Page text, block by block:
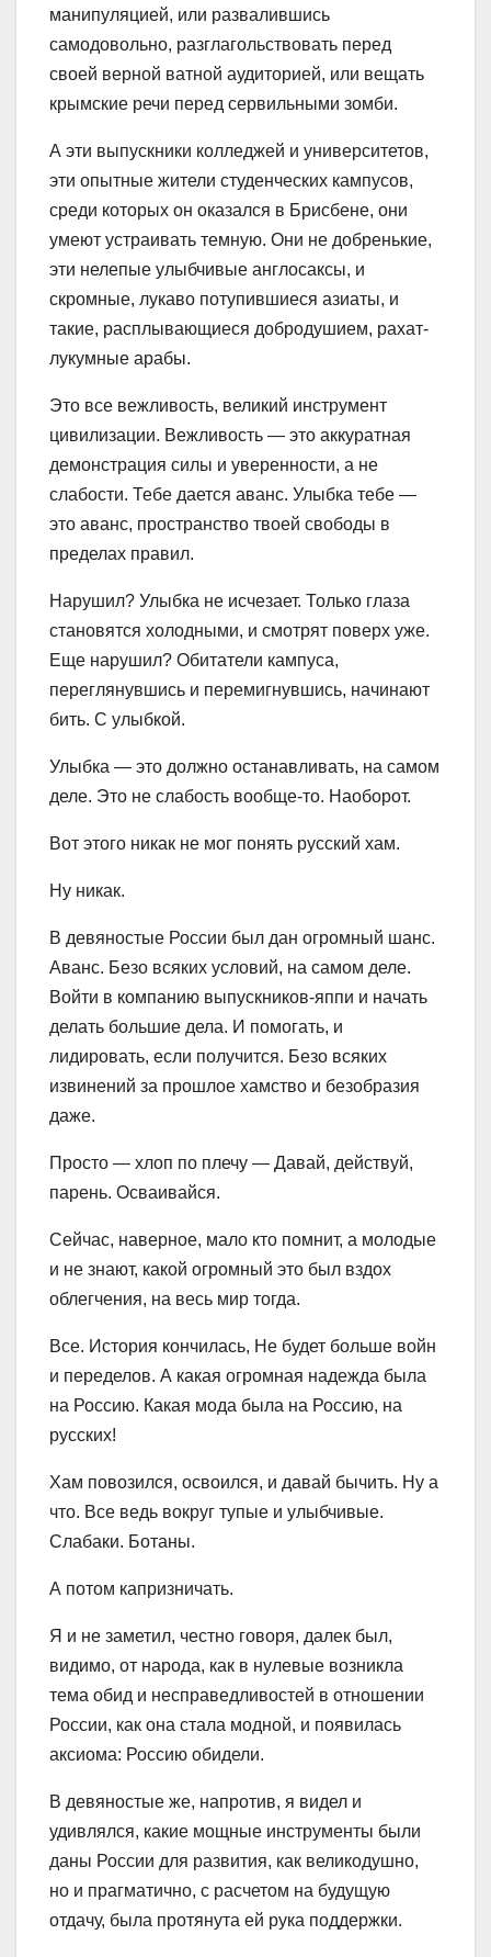
манипуляцией, или развалившись
самодовольно, разглагольствовать перед
своей верной ватной аудиторией, или вещать
крымские речи перед сервильными зомби.
А эти выпускники колледжей и университетов,
эти опытные жители студенческих кампусов,
среди которых он оказался в Брисбене, они
умеют устраивать темную. Они не добренькие,
эти нелепые улыбчивые англосаксы, и
скромные, лукаво потупившиеся азиаты, и
такие, расплывающиеся добродушием, рахат-
лукумные арабы.
Это все вежливость, великий инструмент
цивилизации. Вежливость — это аккуратная
демонстрация силы и уверенности, а не
слабости. Тебе дается аванс. Улыбка тебе —
это аванс, пространство твоей свободы в
пределах правил.
Нарушил? Улыбка не исчезает. Только глаза
становятся холодными, и смотрят поверх уже.
Еще нарушил? Обитатели кампуса,
переглянувшись и перемигнувшись, начинают
бить. С улыбкой.
Улыбка — это должно останавливать, на самом
деле. Это не слабость вообще-то. Наоборот.
Вот этого никак не мог понять русский хам.
Ну никак.
В девяностые России был дан огромный шанс.
Аванс. Безо всяких условий, на самом деле.
Войти в компанию выпускников-яппи и начать
делать большие дела. И помогать, и
лидировать, если получится. Безо всяких
извинений за прошлое хамство и безобразия
даже.
Просто — хлоп по плечу — Давай, действуй,
парень. Осваивайся.
Сейчас, наверное, мало кто помнит, а молодые
и не знают, какой огромный это был вздох
облегчения, на весь мир тогда.
Все. История кончилась, Не будет больше войн
и переделов. А какая огромная надежда была
на Россию. Какая мода была на Россию, на
русских!
Хам повозился, освоился, и давай бычить. Ну а
что. Все ведь вокруг тупые и улыбчивые.
Слабаки. Ботаны.
А потом капризничать.
Я и не заметил, честно говоря, далек был,
видимо, от народа, как в нулевые возникла
тема обид и несправедливостей в отношении
России, как она стала модной, и появилась
аксиома: Россию обидели.
В девяностые же, напротив, я видел и
удивлялся, какие мощные инструменты были
даны России для развития, как великодушно,
но и прагматично, с расчетом на будущую
отдачу, была протянута ей рука поддержки.